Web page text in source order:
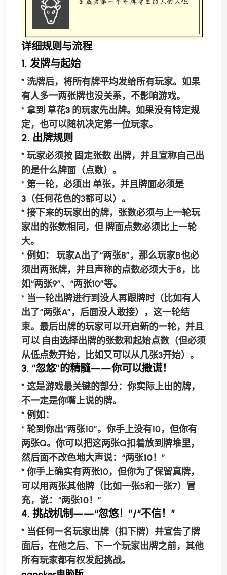
详细规则与流程
1. 发牌与起始
* 洗牌后，将所有牌平均发给所有玩家。如果
有人多一两张牌也没关系，不影响游戏。
* 拿到 草花3 的玩家先出牌。如果没有特定规
定，也可以随机决定第一位玩家。
2. 出牌规则
* 玩家必须按 固定张数 出牌，并且宣称自己出
的是什么牌面（点数）。
* 第一轮，必须出 单张，并且牌面必须是
3 （任何花色的3都可以）。
* 接下来的玩家出的牌， 张数必须与上一轮玩
家出的张数相同 ，但牌面点数必须比上一轮
大。
* 例如：
玩家A出了“两张8”，那么玩家B也必
须出两张牌，并且声称的点数必须大于8，比
如“两张9”、“两张10”等。
* 当一轮出牌进行到没人再跟牌时（比如有人
出了“两张A”，后面没人敢接），这一轮结
束。最后出牌的玩家可以开启新的一轮，并且
可以 自由选择出牌的张数和起始点数 （但必须
从低点数开始，比如又可以从几张3开始）。
3. “忽悠”的精髓——你可以撒谎！
* 这是游戏最关键的部分： 你实际上出的牌，
不一定是你嘴上说的牌。
* 例如：
* 轮到你出“两张10”。你手上没有10，但你有
两张Q。你可以把这两张Q扣着放到牌堆里，
然后面不改色地大声说：“两张10！ ”
* 你手上确实有两张10，但你为了保留真牌，
可以用两张其他牌（比如一张5和一张7）冒
充，说：“两张10！ ”
4. 挑战机制——“忽悠！”/“不信！”
* 当任何一名玩家出牌（扣下牌）并宣告了牌
面后， 在他之后、下一个玩家出牌之前，其他
所有玩家都有权发起挑战。